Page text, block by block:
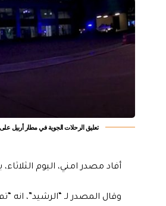
تعليق الرحلات الجوية في مطار أربيل
أفاد مصدر امني، اليوم
وقال المصدر لـ “الرشيد”، انه